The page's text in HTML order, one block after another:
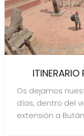
Os dejamos
días, dentro del
extensión a